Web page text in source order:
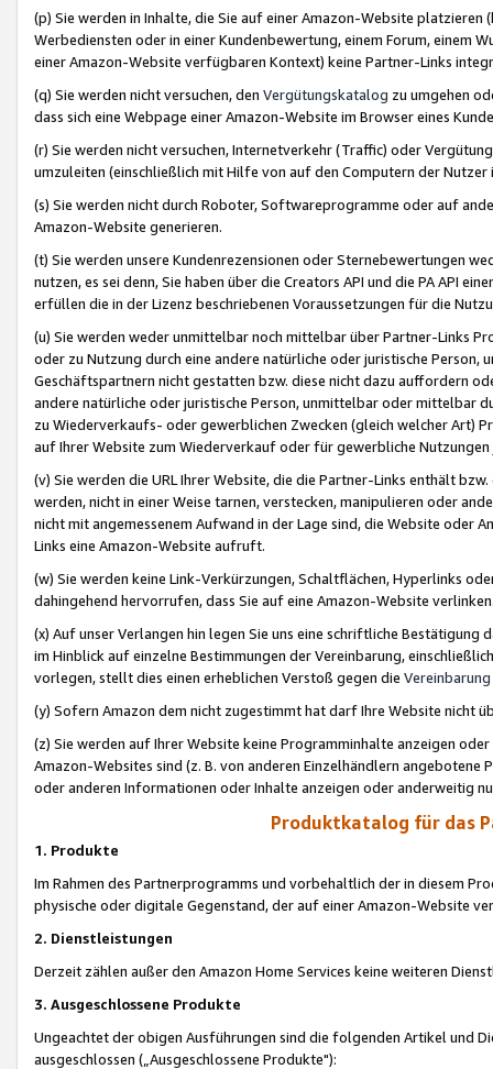
(p) Sie werden in Inhalte, die Sie auf einer Amazon-Website
Werbediensten oder in einer Kundenbewertung, einem Forum, einem
einer Amazon-Website verfügbaren Kontext) keine Partner-Links
(q) Sie werden nicht versuchen, den Vergütungskatalog zu umgehen
dass sich eine Webpage einer Amazon-Website im Browser eines
(r) Sie werden nicht versuchen, Internetverkehr (Traffic) oder
umzuleiten (einschließlich mit Hilfe von auf den Computern der
(s) Sie werden nicht durch Roboter, Softwareprogramme oder auf
Amazon-Website generieren.
(t) Sie werden unsere Kundenrezensionen oder Sternebewertungen
nutzen, es sei denn, Sie haben über die Creators API und die PA API
erfüllen die in der Lizenz beschriebenen Voraussetzungen für die
(u) Sie werden weder unmittelbar noch mittelbar über Partner-Links
oder zu Nutzung durch eine andere natürliche oder juristische
Geschäftspartnern nicht gestatten bzw. diese nicht dazu auffordern
andere natürliche oder juristische Person, unmittelbar oder mittelbar
zu Wiederverkaufs- oder gewerblichen Zwecken (gleich welcher Art)
auf Ihrer Website zum Wiederverkauf oder für gewerbliche
(v) Sie werden die URL Ihrer Website, die die Partner-Links enthält
werden, nicht in einer Weise tarnen, verstecken, manipulieren oder
nicht mit angemessenem Aufwand in der Lage sind, die Website oder
Links eine Amazon-Website aufruft.
(w) Sie werden keine Link-Verkürzungen, Schaltflächen, Hyperlinks
dahingehend hervorrufen, dass Sie auf eine Amazon-Website
(x) Auf unser Verlangen hin legen Sie uns eine schriftliche
im Hinblick auf einzelne Bestimmungen der Vereinbarung,
vorlegen, stellt dies einen erheblichen Verstoß gegen die Vereinbarung
(y) Sofern Amazon dem nicht zugestimmt hat darf Ihre Website nicht
(z) Sie werden auf Ihrer Website keine Programminhalte anzeigen
Amazon-Websites sind (z. B. von anderen Einzelhändlern
oder anderen Informationen oder Inhalte anzeigen oder anderweitig
Produktkatalog für das
1. Produkte
Im Rahmen des Partnerprogramms und vorbehaltlich der in diesem
physische oder digitale Gegenstand, der auf einer Amazon-Website
2. Dienstleistungen
Derzeit zählen außer den Amazon Home Services keine weiteren
3. Ausgeschlossene Produkte
Ungeachtet der obigen Ausführungen sind die folgenden Artikel und
ausgeschlossen („Ausgeschlossene Produkte"):